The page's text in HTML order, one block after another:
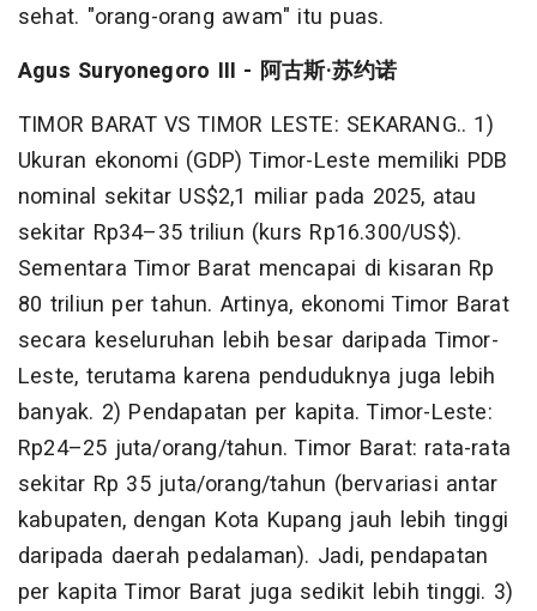
sehat. "orang-orang awam" itu puas.
Agus Suryonegoro III - 阿古斯·苏约诺
TIMOR BARAT VS TIMOR LESTE: SEKARANG.. 1)
Ukuran ekonomi (GDP) Timor-Leste memiliki PDB
nominal sekitar US$2,1 miliar pada 2025, atau
sekitar Rp34–35 triliun (kurs Rp16.300/US$).
Sementara Timor Barat mencapai di kisaran Rp
80 triliun per tahun. Artinya, ekonomi Timor Barat
secara keseluruhan lebih besar daripada Timor-
Leste, terutama karena penduduknya juga lebih
banyak. 2) Pendapatan per kapita. Timor-Leste:
Rp24–25 juta/orang/tahun. Timor Barat: rata-rata
sekitar Rp 35 juta/orang/tahun (bervariasi antar
kabupaten, dengan Kota Kupang jauh lebih tinggi
daripada daerah pedalaman). Jadi, pendapatan
per kapita Timor Barat juga sedikit lebih tinggi. 3)